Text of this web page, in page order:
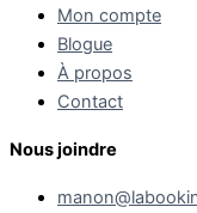
Mon compte
Blogue
À propos
Contact
Nous joindre